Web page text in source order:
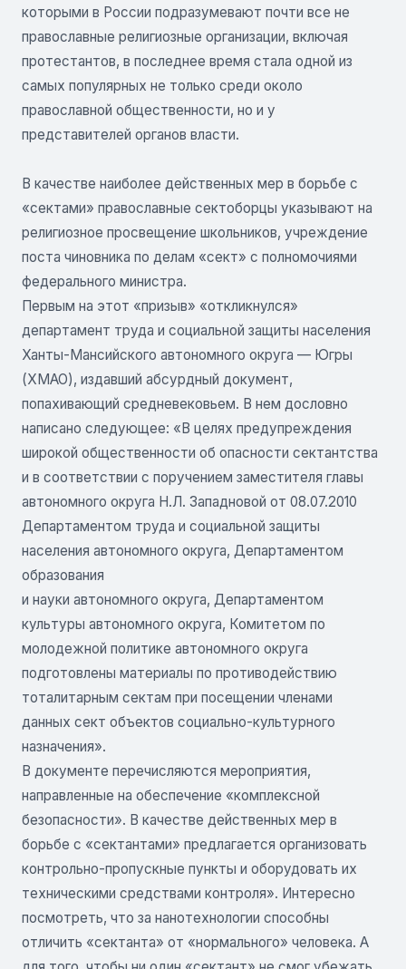
которыми в России подразумевают почти все не
православные религиозные организации, включая
протестантов, в последнее время стала одной из
самых популярных не только среди около
православной общественности, но и у
представителей органов власти.
В качестве наиболее действенных мер в борьбе с
«сектами» православные сектоборцы указывают на
религиозное просвещение школьников, учреждение
поста чиновника по делам «сект» с полномочиями
федерального министра.
Первым на этот «призыв» «откликнулся»
департамент труда и социальной защиты населения
Ханты-Мансийского автономного округа — Югры
(ХМАО), издавший абсурдный документ,
попахивающий средневековьем. В нем дословно
написано следующее: «В целях предупреждения
широкой общественности об опасности сектантства
и в соответствии с поручением заместителя главы
автономного округа Н.Л. Западновой от 08.07.2010
Департаментом труда и социальной защиты
населения автономного округа, Департаментом
образования
и науки автономного округа, Департаментом
культуры автономного округа, Комитетом по
молодежной политике автономного округа
подготовлены материалы по противодействию
тоталитарным сектам при посещении членами
данных сект объектов социально-культурного
назначения».
В документе перечисляются мероприятия,
направленные на обеспечение «комплексной
безопасности». В качестве действенных мер в
борьбе с «сектантами» предлагается организовать
контрольно-пропускные пункты и оборудовать их
техническими средствами контроля». Интересно
посмотреть, что за нанотехнологии способны
отличить «сектанта» от «нормального» человека. А